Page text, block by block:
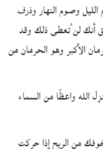
الليل وصوم النهار وذرف
أنك لن ُتعطى ذلك وقد
الأكبر وهو الحرمان من
الله واعظًا من السماء
من الريح إذا حركت